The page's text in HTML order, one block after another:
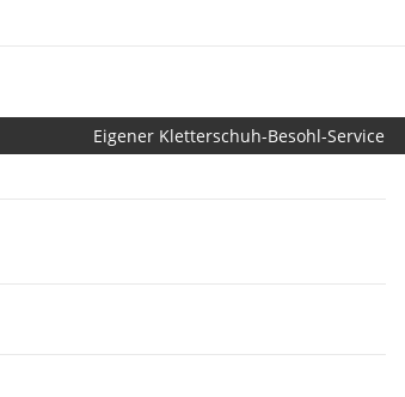
Eigener Kletterschuh-Besohl-Service